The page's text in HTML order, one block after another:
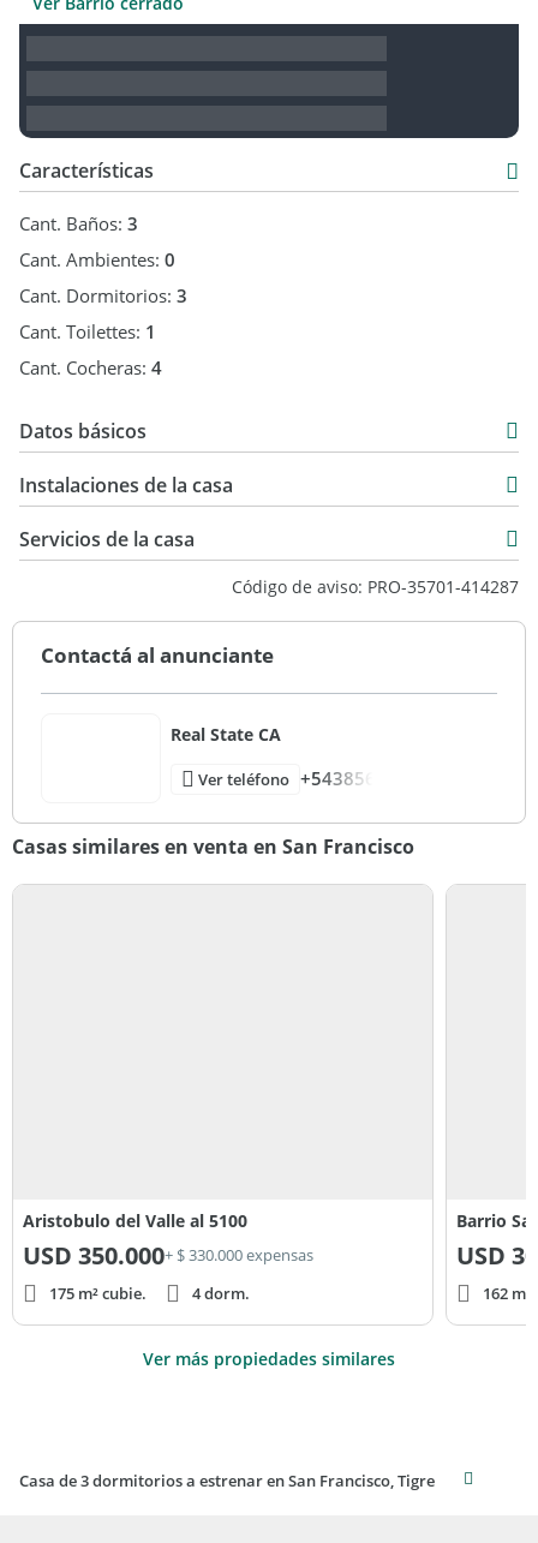
Características
Cant. Baños: 3
Cant. Ambientes: 0
Cant. Dormitorios: 3
Cant. Toilettes: 1
Cant. Cocheras: 4
Datos básicos
Venta
USD 320.000
Instalaciones de la casa
Servicios de la casa
Código de aviso: PRO-35701-414287
Contactá al anunciante
Real State CA
Ver teléfono +543856
Casas similares en venta en San Francisco
Aristobulo del Valle al 5100
USD 350.000+ $ 330.000 expensas
175 m² cubie.
4 dorm.
Barrio
USD
162
Ver más propiedades similares
Casa de 3 dormitorios a estrenar en San Francisco, Tigre